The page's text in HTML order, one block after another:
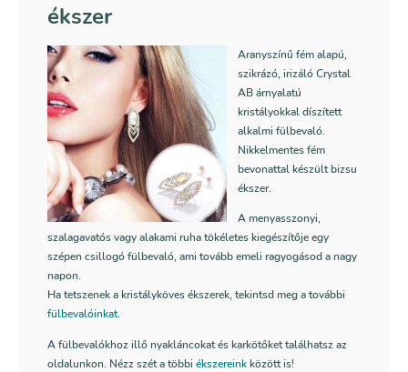
ékszer
Aranyszínű fém alapú,
szikrázó, irizáló Crystal
AB árnyalatú
kristályokkal díszített
alkalmi fülbevaló.
Nikkelmentes fém
bevonattal készült bizsu
ékszer.
A menyasszonyi,
szalagavatós vagy alakami ruha tökéletes kiegészítője egy
szépen csillogó fülbevaló, ami tovább emeli ragyogásod a nagy
napon.
Ha tetszenek a kristályköves ékszerek, tekintsd meg a további
fülbevalóinkat.
A fülbevalókhoz illő nyakláncokat és karkötőket találhatsz az
oldalunkon. Nézz szét a többi ékszereinkközött is!